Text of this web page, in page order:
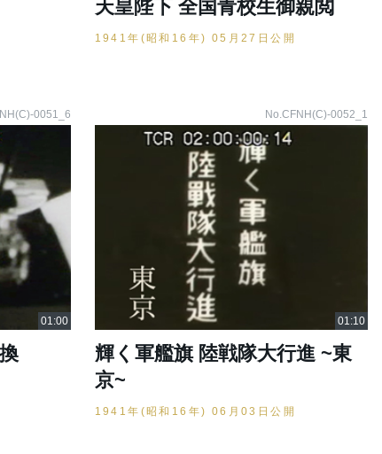
天皇陛下 全国青校生御親閲
1941年(昭和16年) 05月27日公開
0051_6 No.CFNH(C)-0052_1
輝く軍艦旗 陸戦隊大行進 ~東
京~
1941年(昭和16年) 06月03日公開